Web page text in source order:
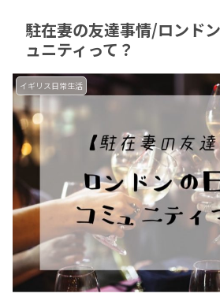
駐在妻の友達事情/ロンド
ュニティって？
イギリス日常生活